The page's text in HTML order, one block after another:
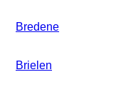
Bredene
Brielen